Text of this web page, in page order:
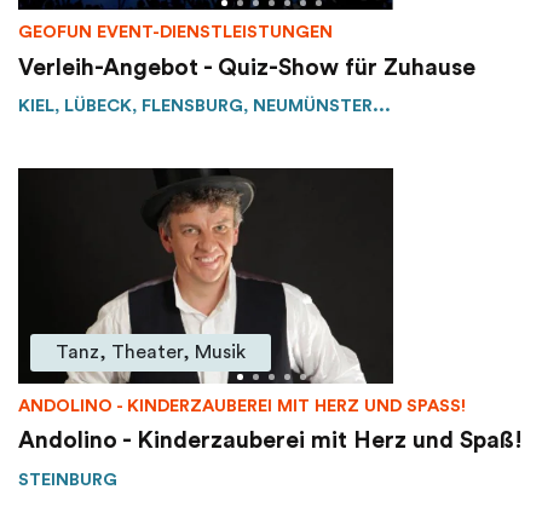
GEOFUN EVENT-DIENSTLEISTUNGEN
Verleih-Angebot - Quiz-Show für Zuhause
KIEL, LÜBECK, FLENSBURG, NEUMÜNSTER...
Tanz, Theater, Musik
ANDOLINO - KINDERZAUBEREI MIT HERZ UND SPASS!
Andolino - Kinderzauberei mit Herz und Spaß!
STEINBURG